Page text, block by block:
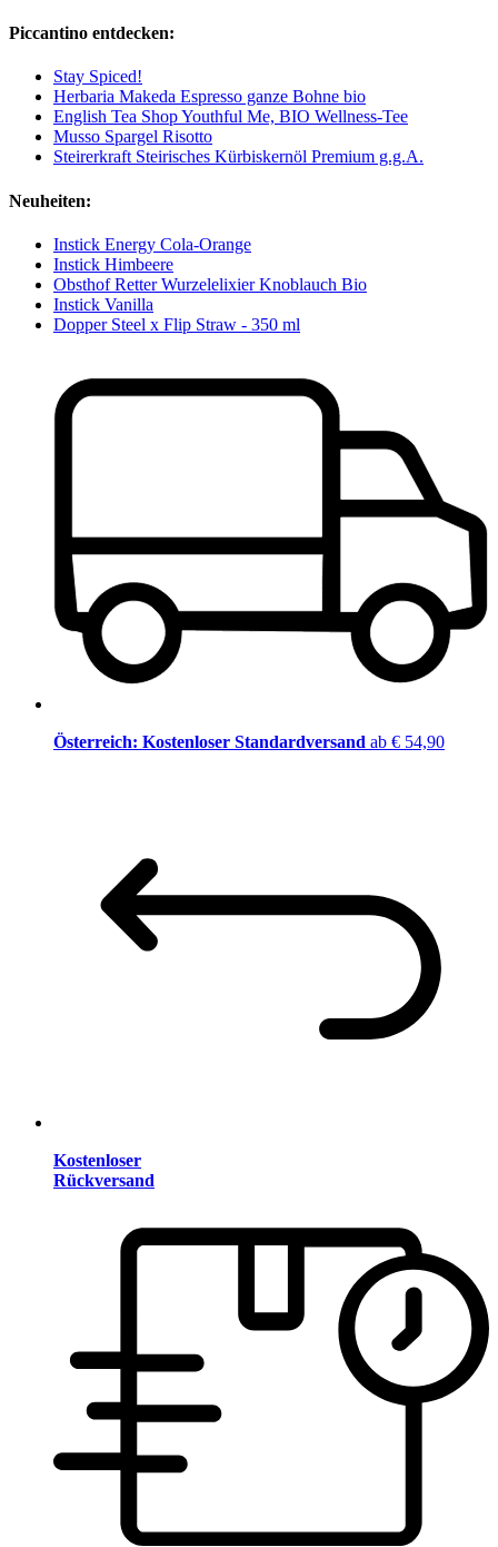
Piccantino entdecken:
Stay Spiced!
Herbaria Makeda Espresso ganze Bohne bio
English Tea Shop Youthful Me, BIO Wellness-Tee
Musso Spargel Risotto
Steirerkraft Steirisches Kürbiskernöl Premium g.g.A.
Neuheiten:
Instick Energy Cola-Orange
Instick Himbeere
Obsthof Retter Wurzelelixier Knoblauch Bio
Instick Vanilla
Dopper Steel x Flip Straw - 350 ml
Österreich: Kostenloser Standardversand ab € 54,90
Kostenloser
Rückversand